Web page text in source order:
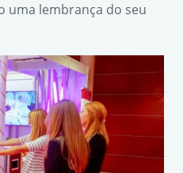
uma lembrança do seu